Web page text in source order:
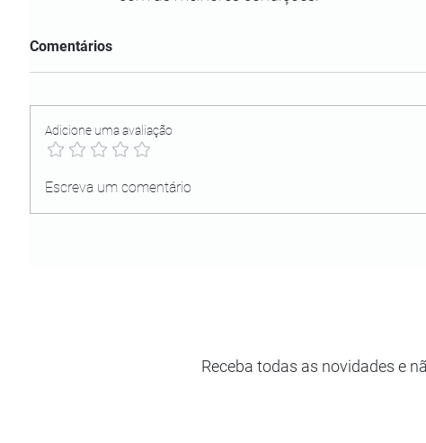
Comentários
Adicione uma avaliação
Escreva um comentário
Receba todas as novidades e